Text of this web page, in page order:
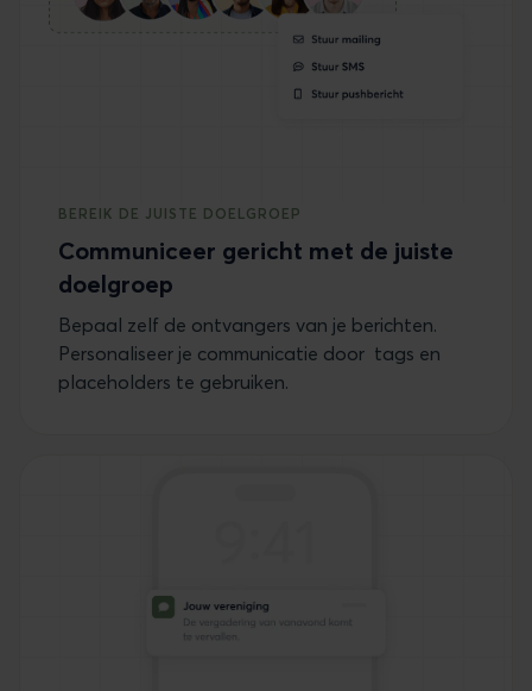
BEREIK DE JUISTE DOELGROEP
Communiceer gericht met de juiste
doelgroep
Bepaal zelf de ontvangers van je berichten.
Personaliseer je communicatie door tags en
placeholders te gebruiken.